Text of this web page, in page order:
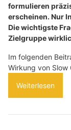
formulieren
erscheinen. Nur
Die wichtigste
Zielgruppe
Im folgenden
Wirkung von Slow
Weiterlesen